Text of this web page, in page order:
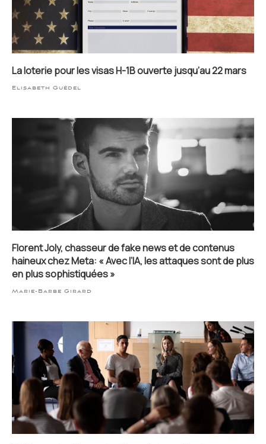
La loterie pour les visas H-1B ouverte jusqu’au 22 mars
Elisabeth Guédel
Florent Joly, chasseur de fake news et de contenus
haineux chez Meta: « Avec l’IA, les attaques sont de plus
en plus sophistiquées »
Marie-Barbe Girard